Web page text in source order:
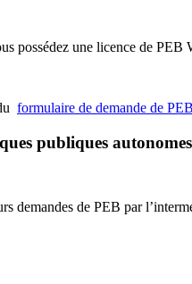
possédez une licence de PEB
formulaire de demande de PEB
publiques
demandes de PEB par